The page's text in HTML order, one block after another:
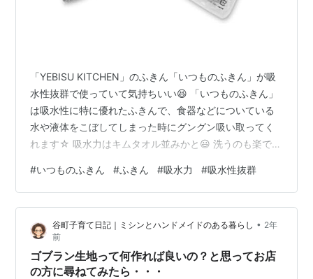
「YEBISU KITCHEN」のふきん「いつものふきん」が吸
水性抜群で使っていて気持ちいい😆 「いつものふきん」
は吸水性に特に優れたふきんで、食器などについている
水や液体をこぼしてしまった時にグングン吸い取ってく
れます☆ 吸水力はキムタオル並みかと😃 洗うのも楽でふ
ので普通のハンドタオルとしても使えます。 値段も安い
ので、吸水性が良いふきんを探しているかたはぜひ一度
使ってみてください😄 ふきん 【超吸収ｘいつものふきん
ｘ3枚セットｘ吸水ｘ速乾ｘYEBISUKITCHEN】 台ふきん
キッチンクロス (グレー) YEBISU YAIBA Am…
#いつものふきん #ふきん #吸水力 #吸水性抜群
谷町子育て日記｜ミシンとハンドメイドのある暮らし • 2年
前
ゴブラン生地って何作れば良いの？と思ってお店
の方に尋ねてみたら・・・